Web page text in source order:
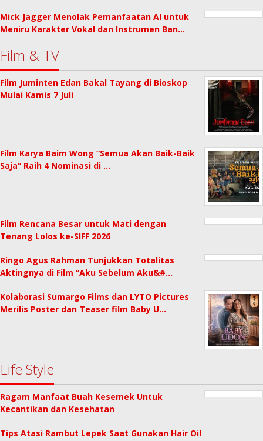
Mick Jagger Menolak Pemanfaatan AI untuk
Meniru Karakter Vokal dan Instrumen Ban…
Film & TV
Film Juminten Edan Bakal Tayang di Bioskop
Mulai Kamis 7 Juli
Film Karya Baim Wong “Semua Akan Baik-Baik
Saja” Raih 4 Nominasi di …
Film Rencana Besar untuk Mati dengan
Tenang Lolos ke-SIFF 2026
Ringo Agus Rahman Tunjukkan Totalitas
Aktingnya di Film “Aku Sebelum Aku&#…
Kolaborasi Sumargo Films dan LYTO Pictures
Merilis Poster dan Teaser film Baby U…
Life Style
Ragam Manfaat Buah Kesemek Untuk
Kecantikan dan Kesehatan
Tips Atasi Rambut Lepek Saat Gunakan Hair Oil